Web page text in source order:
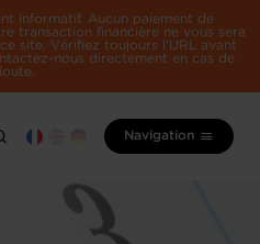
informatif. Aucun paiement de
transaction financière ne vous sera
site. Vérifiez toujours l'URL avant
nous directement en cas de
Navigation